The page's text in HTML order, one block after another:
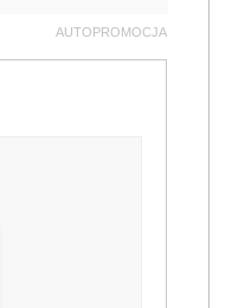
AUTOPROMOCJA